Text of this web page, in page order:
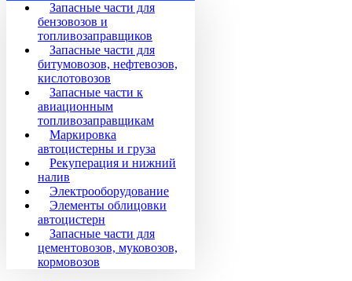
Запасные части для
бензовозов и
топливозаправщиков
Запасные части для
битумовозов, нефтевозов,
кислотовозов
Запасные части к
авиационным
топливозаправщикам
Маркировка
автоцистерны и груза
Рекуперация и нижний
налив
Электрооборудование
Элементы облицовки
автоцистерн
Запасные части для
цементовозов, муковозов,
кормовозов